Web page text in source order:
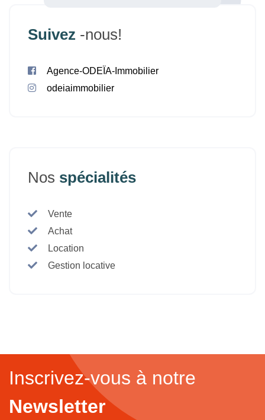
Suivez -nous!
Agence-ODEÏA-Immobilier
odeiaimmobilier
Nos spécialités
Vente
Achat
Location
Gestion locative
Inscrivez-vous à notre
Newsletter